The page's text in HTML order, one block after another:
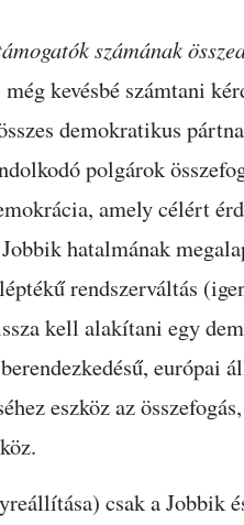
számának
még kevésbé számtani
demokratikus
polgárok
amely célért
hatalmának
rendszerváltás
kell alakítani egy
európai
eszköz az
csak a Jobbik